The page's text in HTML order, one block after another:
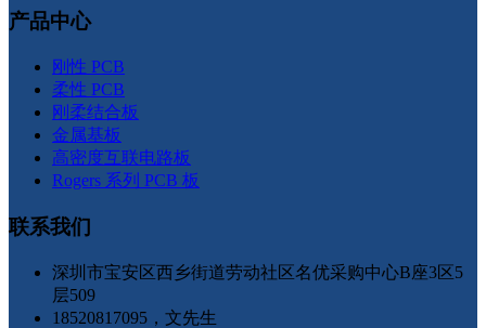
产品中心
刚性 PCB
柔性 PCB
刚柔结合板
金属基板
高密度互联电路板
Rogers 系列 PCB 板
联系我们
深圳市宝安区西乡街道劳动社区名优采购中心B座3区5
层509
18520817095，文先生